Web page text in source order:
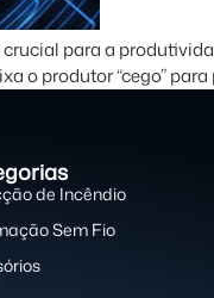
para a
produtor “cego”
de Incêndio
Sem Fio